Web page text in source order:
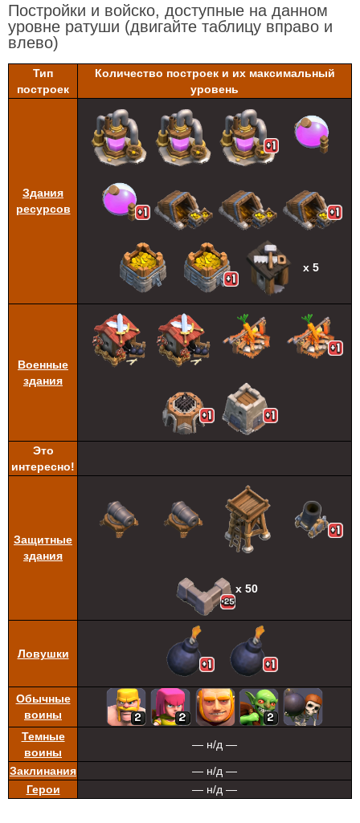
Постройки и войско, доступные на данном
уровне ратуши (двигайте таблицу вправо и
влево)
Тип
построек
Количество построек и их максимальный
уровень
Здания
ресурсов
х 5
Военные
здания
Это
интересно!
Защитные
здания
х 50
Ловушки
Обычные
воины
Темные
воины
— н/д —
Заклинания
— н/д —
Герои
— н/д —